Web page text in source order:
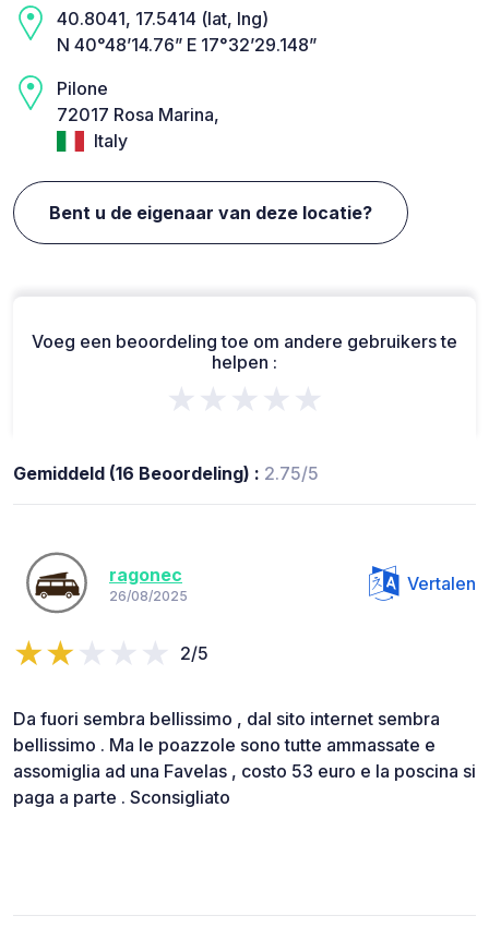
40.8041, 17.5414 (lat, lng)
N 40°48’14.76” E 17°32’29.148”
Pilone
72017 Rosa Marina,
Italy
Bent u de eigenaar van deze locatie?
Voeg een beoordeling toe om andere gebruikers te
helpen :
★★★★★
Gemiddeld (16 Beoordeling) : 2.75/5
ragonec
26/08/2025
Vertalen
2/5
Da fuori sembra bellissimo , dal sito internet sembra
bellissimo . Ma le poazzole sono tutte ammassate e
assomiglia ad una Favelas , costo 53 euro e la poscina si
paga a parte . Sconsigliato